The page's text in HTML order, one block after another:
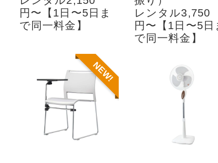
円〜【1日〜5日ま
で同一料金】
レンタル3,750
円〜【1日〜5日
で同一料金】
NEW!